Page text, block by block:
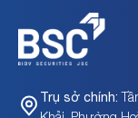
Trụ sở chính: